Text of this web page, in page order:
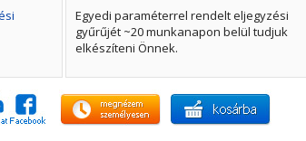
Egyedi paraméterrel rendelt eljegyzési
gyűrűjét ~20 munkanapon belül tudjuk
elkészíteni Önnek.